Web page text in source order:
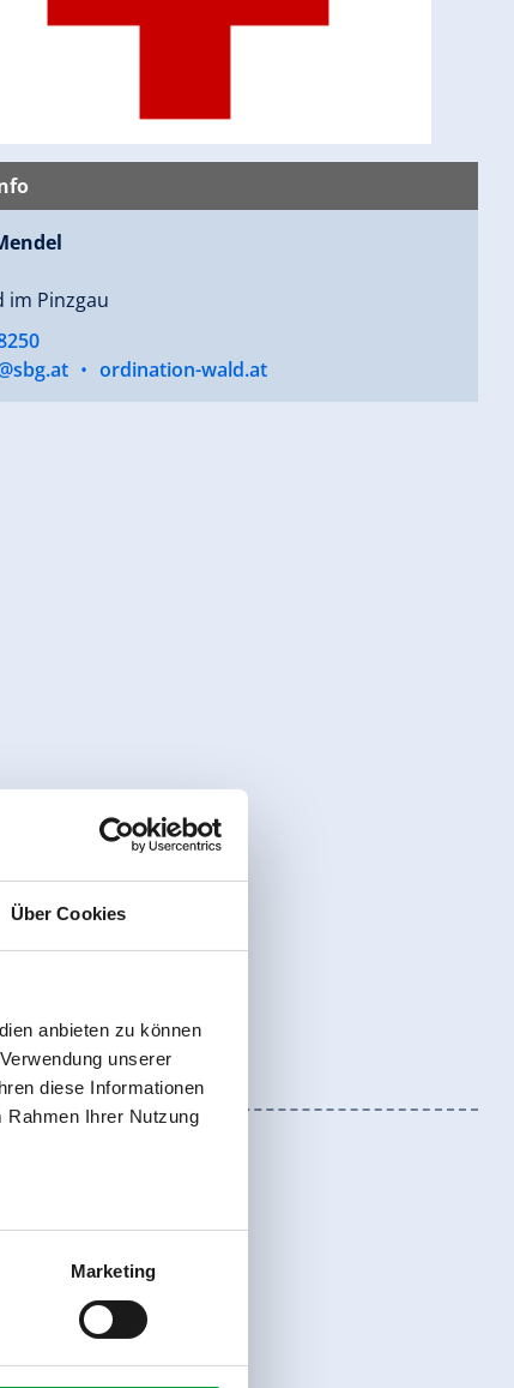
Über Cookies
anbieten zu können
unserer
diese Informationen
Rahmen Ihrer Nutzung
Marketing
im Pinzgau
• ordination-wald.at
Anmelden